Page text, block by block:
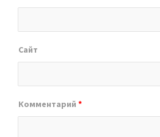
Сайт
Комментарий *